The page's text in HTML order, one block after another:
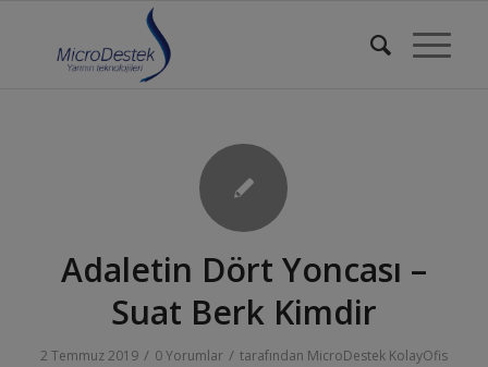
Adaletin Dört Yoncası –
Suat Berk Kimdir
2 Temmuz 2019 / 0 Yorumlar / tarafından MicroDestek KolayOfis